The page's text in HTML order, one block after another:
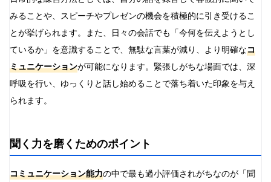
みることや、スピーチやプレゼンの機会を積極的に引き受けるこ
とが挙げられます。また、日々の会話でも「今何を伝えようとし
ているか」を意識することで、無駄な言葉が減り、より明確なコ
ミュニケーションが可能になります。緊張しがちな場面では、深
呼吸を行い、ゆっくりと話し始めることで落ち着いた印象を与え
られます。
聞く力を磨くためのポイント
コミュニケーション能力の中で最も過小評価されがちなのが「聞